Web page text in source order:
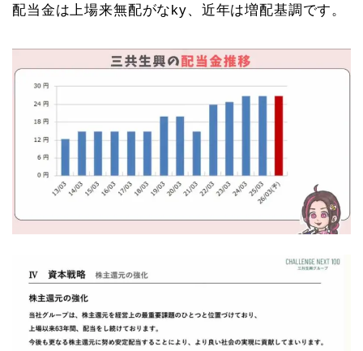
配当金は上場来無配がなky、近年は増配基調です。